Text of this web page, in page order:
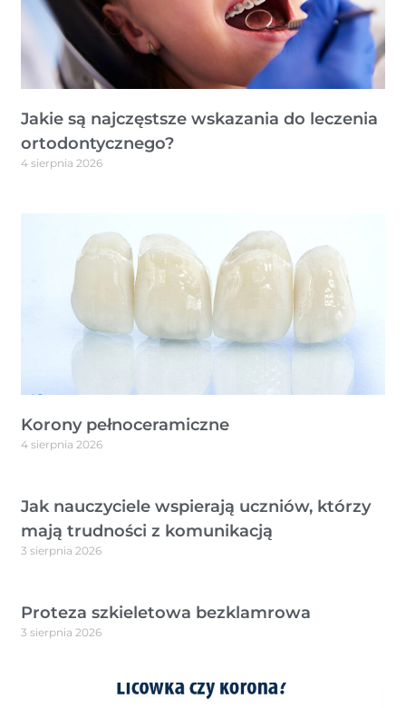
Jakie są najczęstsze wskazania do leczenia
ortodontycznego?
4 sierpnia 2026
Korony pełnoceramiczne
4 sierpnia 2026
Jak nauczyciele wspierają uczniów, którzy
mają trudności z komunikacją
3 sierpnia 2026
Proteza szkieletowa bezklamrowa
3 sierpnia 2026